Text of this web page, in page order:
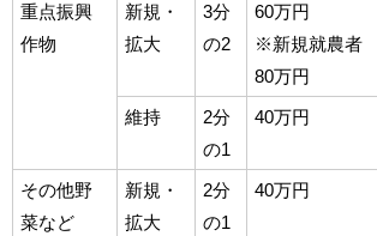
重点振興
作物
新規・
拡大
3分
の2
60万円
※新規就農者
80万円
維持
2分
の1
40万円
その他野
菜など
新規・
拡大
2分
の1
40万円